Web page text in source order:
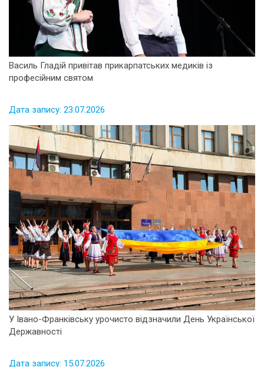
Василь Гладій привітав прикарпатських медиків із
професійним святом
Дата запису: 23.07.2026
У Івано-Франківську урочисто відзначили День Української
Державності
Дата запису: 15.07.2026